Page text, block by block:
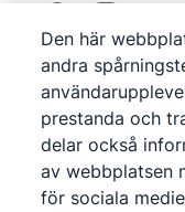
©2026Pipedrive
Pipedrive
Användarvillkor
Pipedrive
Webbplatskarta
Cookie-
Inställningar för
Den här
andra
prestanda och
delar också
av webbplatsen
för sociala